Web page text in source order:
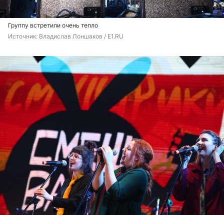
Группу встретили очень тепло
Источник: Владислав Лоншаков / E1.RU